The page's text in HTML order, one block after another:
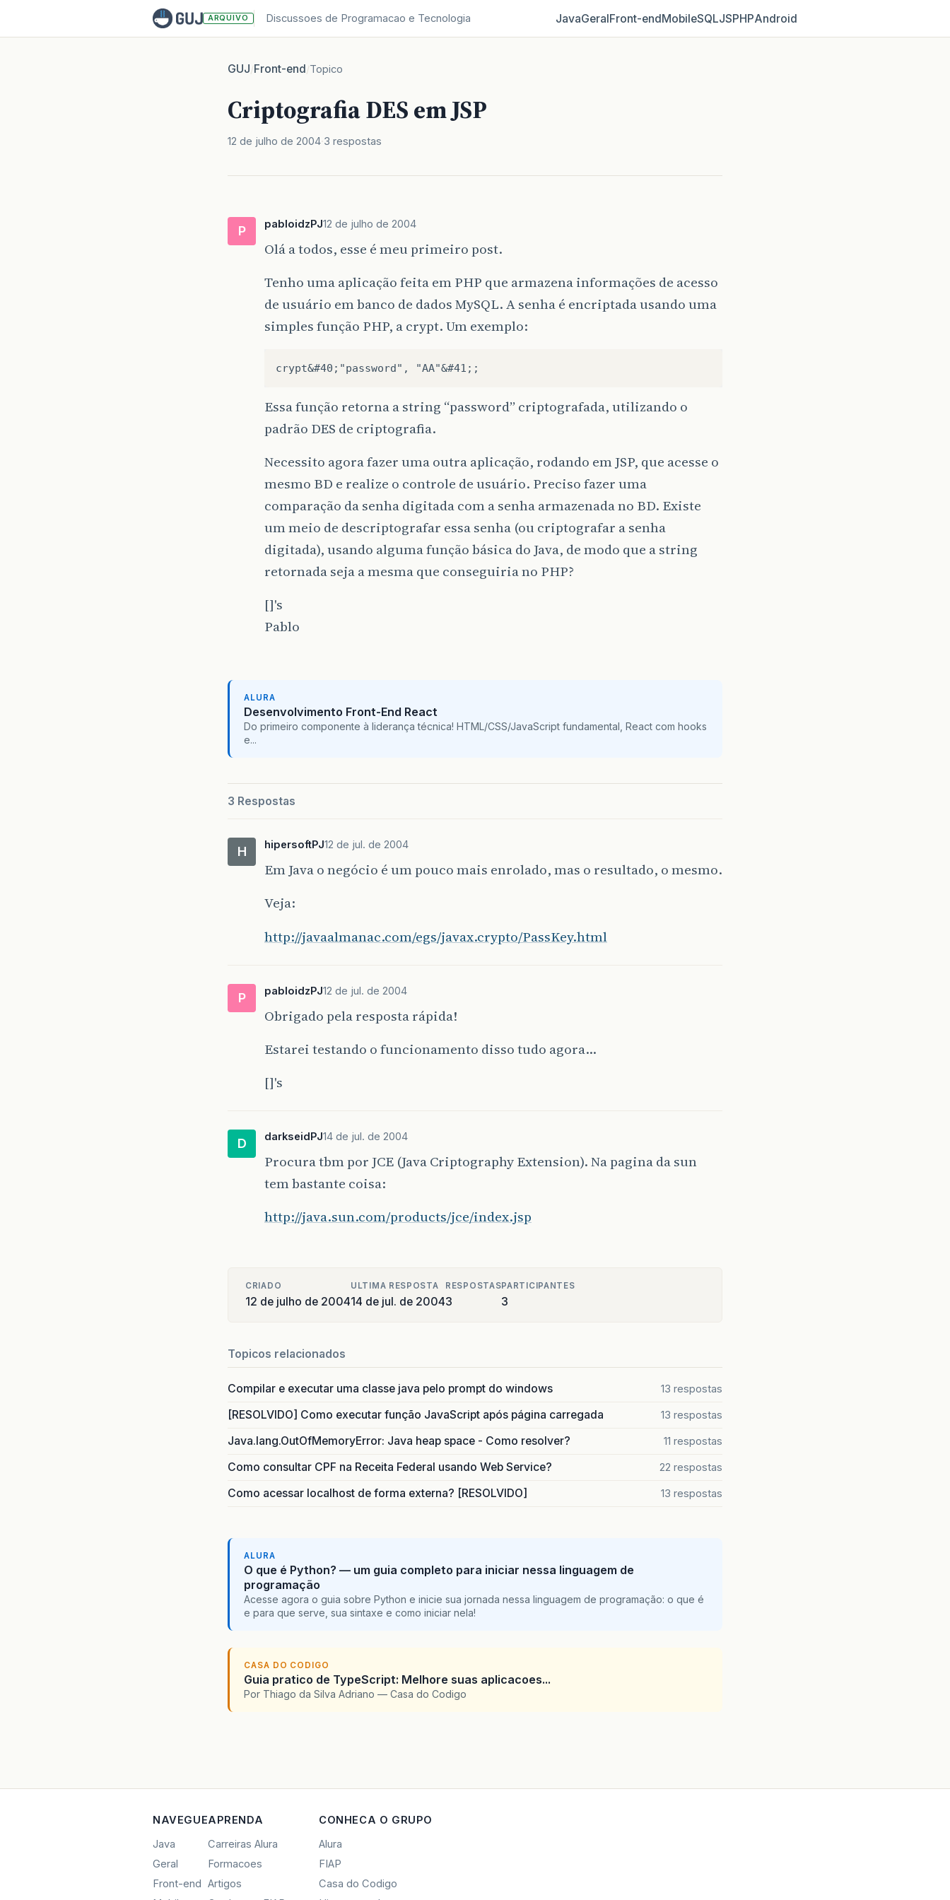
ARQUIVO Discussoes de Programacao e Tecnologia JavaGeralFront‑endMobileSQLJSPHPAndroid
GUJ/Front-end/Topico
Criptografia DES em JSP
12 de julho de 2004 3 respostas
P pabloidzPJ12 de julho de 2004
Olá a todos, esse é meu primeiro post.
Tenho uma aplicação feita em PHP que armazena informações de acesso
de usuário em banco de dados MySQL. A senha é encriptada usando uma
simples função PHP, a crypt. Um exemplo:
Essa função retorna a string “password” criptografada, utilizando o
padrão DES de criptografia.
Necessito agora fazer uma outra aplicação, rodando em JSP, que acesse o
mesmo BD e realize o controle de usuário. Preciso fazer uma
comparação da senha digitada com a senha armazenada no BD. Existe
um meio de descriptografar essa senha (ou criptografar a senha
digitada), usando alguma função básica do Java, de modo que a string
retornada seja a mesma que conseguiria no PHP?
[]'s
Pablo
ALURA
Desenvolvimento Front-End React
Do primeiro componente à liderança técnica! HTML/CSS/JavaScript fundamental, React com hooks
e...
3 Respostas
H hipersoftPJ12 de jul. de 2004
Em Java o negócio é um pouco mais enrolado, mas o resultado, o mesmo.
Veja:
http://javaalmanac.com/egs/javax.crypto/PassKey.html
P pabloidzPJ12 de jul. de 2004
Obrigado pela resposta rápida!
Estarei testando o funcionamento disso tudo agora…
[]'s
D darkseidPJ14 de jul. de 2004
Procura tbm por JCE (Java Criptography Extension). Na pagina da sun
tem bastante coisa:
http://java.sun.com/products/jce/index.jsp
CRIADO
12 de julho de 2004
ULTIMA RESPOSTA
14 de jul. de 2004
RESPOSTAS
3
PARTICIPANTES
3
Topicos relacionados
Compilar e executar uma classe java pelo prompt do windows 13 respostas
[RESOLVIDO] Como executar função JavaScript após página carregada 13 respostas
Java.lang.OutOfMemoryError: Java heap space - Como resolver? 11 respostas
Como consultar CPF na Receita Federal usando Web Service? 22 respostas
Como acessar localhost de forma externa? [RESOLVIDO] 13 respostas
ALURA
O que é Python? — um guia completo para iniciar nessa linguagem de
programação
Acesse agora o guia sobre Python e inicie sua jornada nessa linguagem de programação: o que é
e para que serve, sua sintaxe e como iniciar nela!
CASA DO CODIGO
Guia pratico de TypeScript: Melhore suas aplicacoes...
Por Thiago da Silva Adriano — Casa do Codigo
NAVEGUE
Java
Geral
Front-end
APRENDA
Carreiras Alura
Formacoes
Artigos
CONHECA O GRUPO
Alura
FIAP
Casa do Codigo